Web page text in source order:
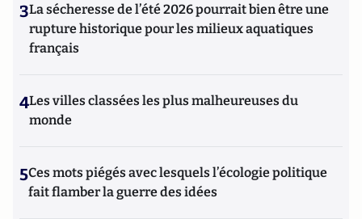
3La sécheresse de l’été 2026 pourrait bien être une
rupture historique pour les milieux aquatiques
français
4Les villes classées les plus malheureuses du
monde
5Ces mots piégés avec lesquels l’écologie politique
fait flamber la guerre des idées